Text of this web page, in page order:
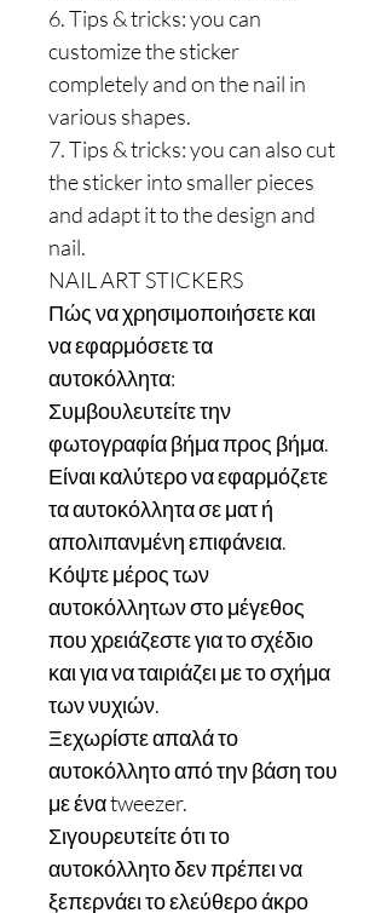
6. Tips & tricks: you can
customize the sticker
completely and on the nail in
various shapes.
7. Tips & tricks: you can also cut
the sticker into smaller pieces
and adapt it to the design and
nail.
NAIL ART STICKERS
Πώς να χρησιμοποιήσετε και
να εφαρμόσετε τα
αυτοκόλλητα:
Συμβουλευτείτε την
φωτογραφία βήμα προς βήμα.
Είναι καλύτερο να εφαρμόζετε
τα αυτοκόλλητα σε ματ ή
απολιπανμένη επιφάνεια.
Κόψτε μέρος των
αυτοκόλλητων στο μέγεθος
που χρειάζεστε για το σχέδιο
και για να ταιριάζει με το σχήμα
των νυχιών.
Ξεχωρίστε απαλά το
αυτοκόλλητο από την βάση του
με ένα tweezer.
Σιγουρευτείτε ότι το
αυτοκόλλητο δεν πρέπει να
ξεπερνάει το ελεύθερο άκρο